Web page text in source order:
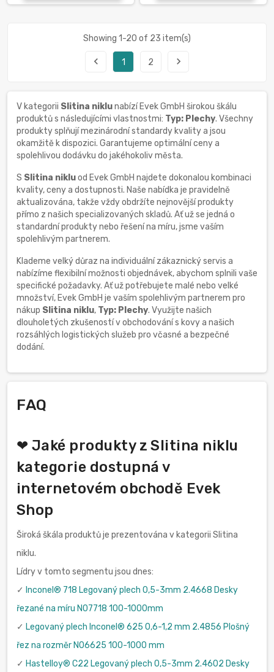
Showing 1-20 of 23 item(s)
navigate_before 1 2 navigate_next
V kategorii Slitina niklunabízí Evek GmbH širokou škálu
produktů s následujícími vlastnostmi: Typ: Plechy. Všechny
produkty splňují mezinárodní standardy kvality a jsou
okamžitě k dispozici. Garantujeme optimální ceny a
spolehlivou dodávku do jakéhokoliv města.
S Slitina nikluod Evek GmbH najdete dokonalou kombinaci
kvality, ceny a dostupnosti. Naše nabídka je pravidelně
aktualizována, takže vždy obdržíte nejnovější produkty
přímo z našich specializovaných skladů. Ať už se jedná o
standardní produkty nebo řešení na míru, jsme vaším
spolehlivým partnerem.
Klademe velký důraz na individuální zákaznický servis a
nabízíme flexibilní možnosti objednávek, abychom splnili vaše
specifické požadavky. Ať už potřebujete malé nebo velké
množství, Evek GmbH je vaším spolehlivým partnerem pro
nákup Slitina niklu, Typ: Plechy. Využijte našich
dlouholetých zkušeností v obchodování s kovy a našich
rozsáhlých logistických služeb pro včasné a bezpečné
dodání.
FAQ
❤ Jaké produkty z Slitina niklu
kategorie dostupná v
internetovém obchodě Evek
Shop
Široká škála produktů je prezentována v kategorii Slitina
niklu.
Lídry v tomto segmentu jsou dnes:
✓ Inconel® 718 Legovaný plech 0,5-3mm 2.4668 Desky
řezané na míru N07718 100-1000mm
✓ Legovaný plech Inconel® 625 0,6-1,2 mm 2.4856 Plošný
řez na rozměr N06625 100-1000 mm
✓ Hastelloy® C22 Legovaný plech 0,5-3mm 2.4602 Desky